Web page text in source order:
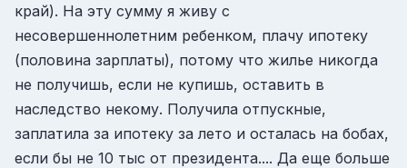
край). На эту сумму я живу с
несовершеннолетним ребенком, плачу ипотеку
(половина зарплаты), потому что жилье никогда
не получишь, если не купишь, оставить в
наследство некому. Получила отпускные,
заплатила за ипотеку за лето и осталась на бобах,
если бы не 10 тыс от президента.... Да еще больше